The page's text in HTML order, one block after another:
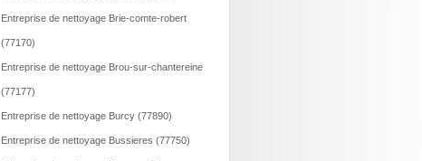
Entreprise de nettoyage Brie-comte-robert
(77170)
Entreprise de nettoyage Brou-sur-chantereine
(77177)
Entreprise de nettoyage Burcy (77890)
Entreprise de nettoyage Bussieres (77750)